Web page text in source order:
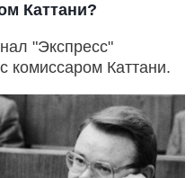
Каттани?
"Экспресс"
комиссаром Каттани.